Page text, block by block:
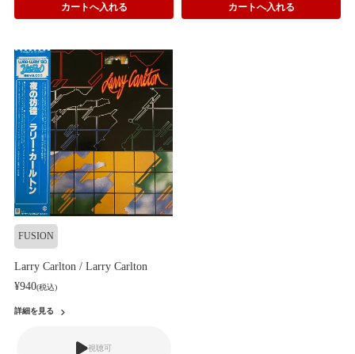
FUSION
Larry Carlton / Larry Carlton
¥940(税込)
詳細を見る
視聴可